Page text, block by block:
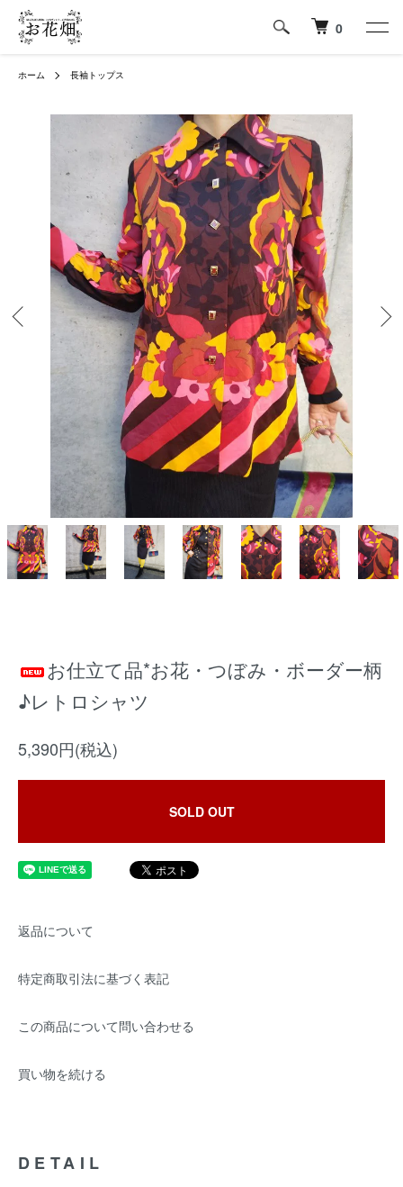
0
ホーム 長袖トップス
お仕立て品*お花・つぼみ・ボーダー柄
♪レトロシャツ
5,390円(税込)
SOLD OUT
返品について
特定商取引法に基づく表記
この商品について問い合わせる
買い物を続ける
DETAIL